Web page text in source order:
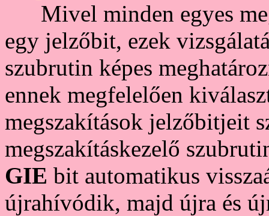
Mivel minden egyes
egy jelzőbit, ezek
szubrutin képes
ennek megfelelően
megszakítások jelzőbitjeit
megszakításkezelő
GIE bit automatikus
újrahívódik, majd újra és